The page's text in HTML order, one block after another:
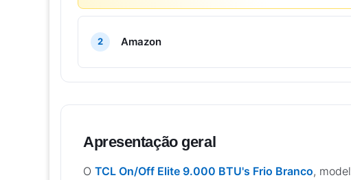
2 Amazon
Apresentação geral
O TCL On/Off Elite 9.000 BTU's Frio Branco,